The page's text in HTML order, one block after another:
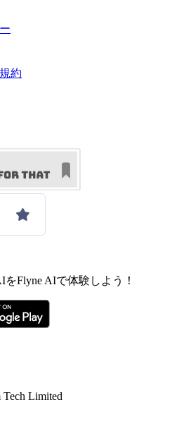
約
Flyne AIで体験しよう！
Tech Limited